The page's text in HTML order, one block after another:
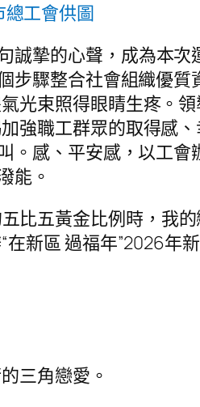
工會供圖
誠摯的心聲，成為本次
步驟整合社會組織優質
光束照得眼睛生疼。
強職工群眾的取得感
感、平安感，以工會
能。
比五黃金比例時，我
新區 過福年”2026年
三角戀愛。